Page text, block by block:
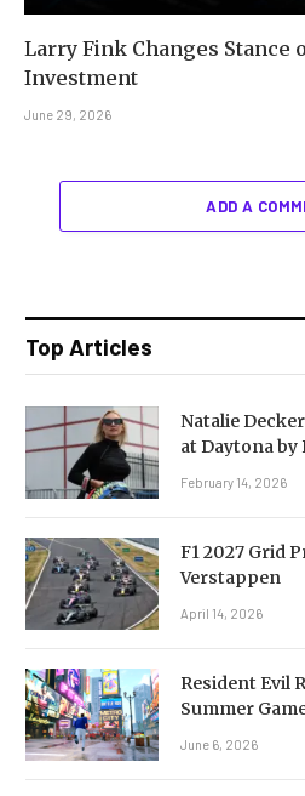
Larry Fink Changes Stance
Investment
June 29, 2026
ADD A
Top Articles
Natalie
at Daytona
February 14, 2026
F1 2027 Grid
Verstappen
April 14, 2026
Resident Evil
Summer
June 6, 2026